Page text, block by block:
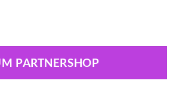
PARTNERSHOP